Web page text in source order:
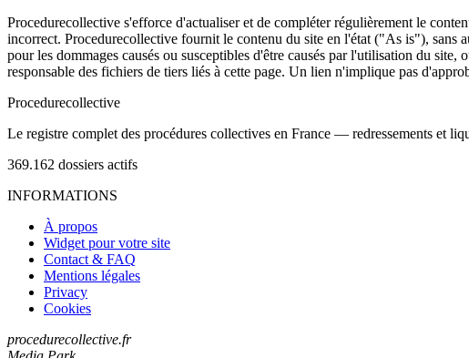
Procedurecollective s'efforce d'actualiser et de compléter régulièrement le
incorrect. Procedurecollective fournit le contenu du site en l'état ("As is"), sans
pour les dommages causés ou susceptibles d'être causés par l'utilisation du
responsable des fichiers de tiers liés à cette page. Un lien n'implique pas
Procedurecollective
Le registre complet des procédures collectives en France — redressements et
369.162 dossiers actifs
INFORMATIONS
À propos
Widget pour votre site
Contact & FAQ
Mentions légales
Privacy
Cookies
procedurecollective.fr